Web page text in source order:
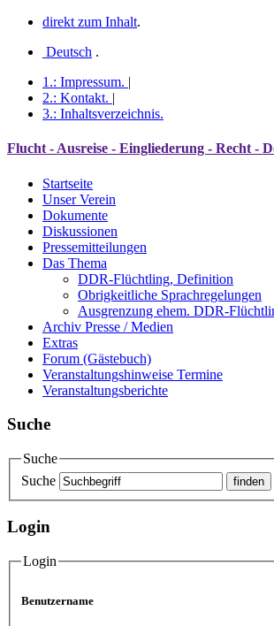
direkt zum Inhalt.
Deutsch .
1.: Impressum. |
2.: Kontakt. |
3.: Inhaltsverzeichnis.
Flucht - Ausreise - Eingliederung - Recht -
Startseite
Unser Verein
Dokumente
Diskussionen
Pressemitteilungen
Das Thema
DDR-Flüchtling, Definition
Obrigkeitliche Sprachregelungen
Ausgrenzung ehem. DDR-
Archiv Presse / Medien
Extras
Forum (Gästebuch)
Veranstaltungshinweise Termine
Veranstaltungsberichte
Suche
Suche
Suche
Login
Login
Benutzername